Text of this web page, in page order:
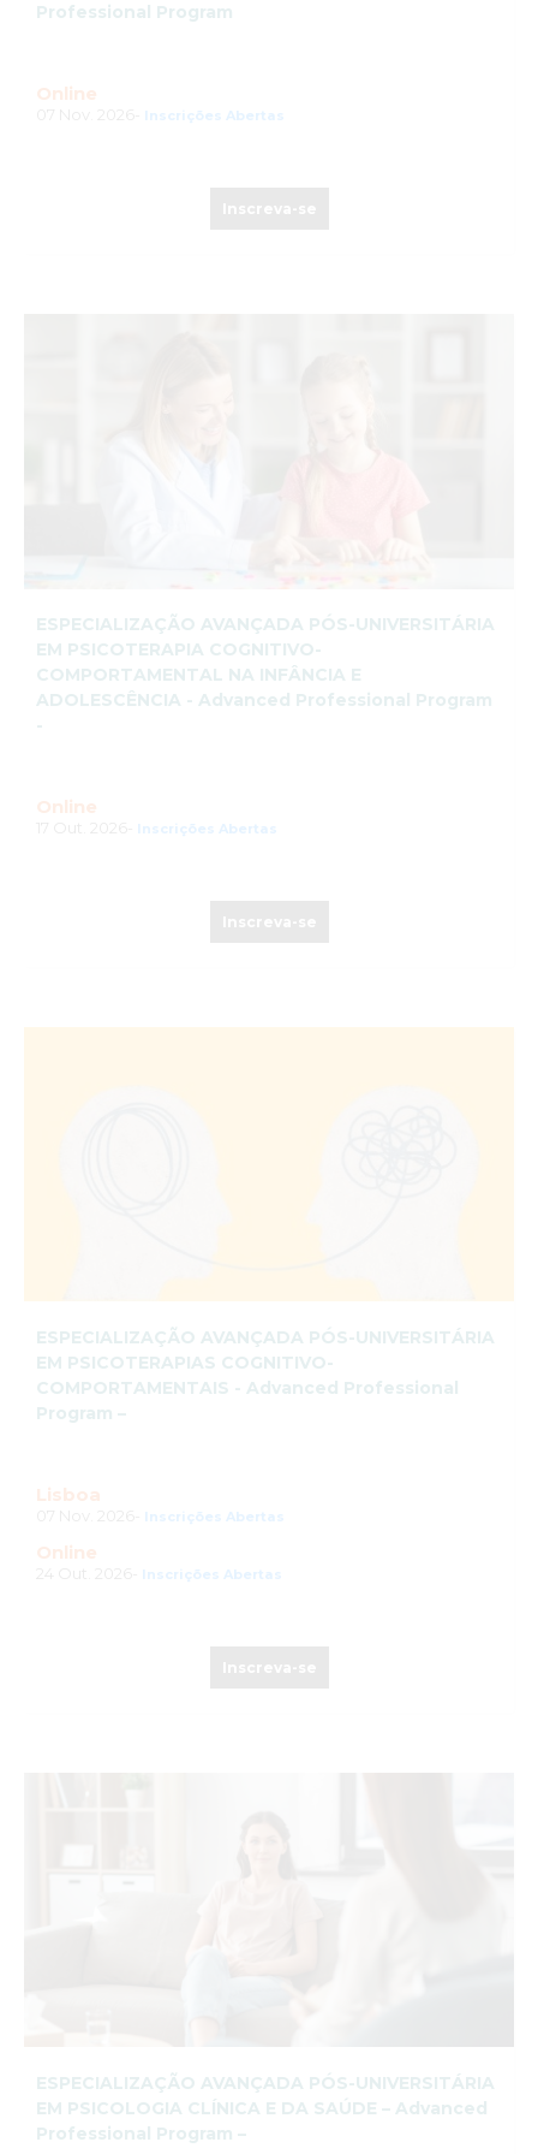
Professional Program
Online
Inscrições Abertas
ESPECIALIZAÇÃO AVANÇADA PÓS-UNIVERSITÁRIA
EM PSICOTERAPIA COGNITIVO-
COMPORTAMENTAL NA INFÂNCIA E
ADOLESCÊNCIA - Advanced Professional Program
-
Online
Inscrições Abertas
ESPECIALIZAÇÃO AVANÇADA PÓS-UNIVERSITÁRIA
EM PSICOTERAPIAS COGNITIVO-
COMPORTAMENTAIS - Advanced Professional
Program –
Lisboa
Inscrições Abertas
Online
Inscrições Abertas
ESPECIALIZAÇÃO AVANÇADA PÓS-UNIVERSITÁRIA
EM PSICOLOGIA CLÍNICA E DA SAÚDE – Advanced
Professional Program –